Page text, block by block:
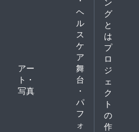
ヘ
ル
ス
ケ
ア
アー
ト・
写真
舞
台
・
パ
フ
ォ
グ
と
は
プ
ロ
ジ
ェ
ク
ト
の
作